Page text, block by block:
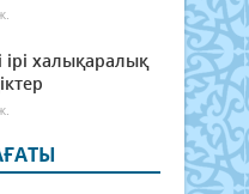
халықаралық